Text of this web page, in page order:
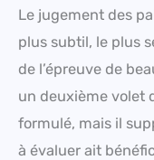
Le jugement des
plus subtil, le plus
de l’épreuve de
un deuxième volet
formulé, mais il
à évaluer ait